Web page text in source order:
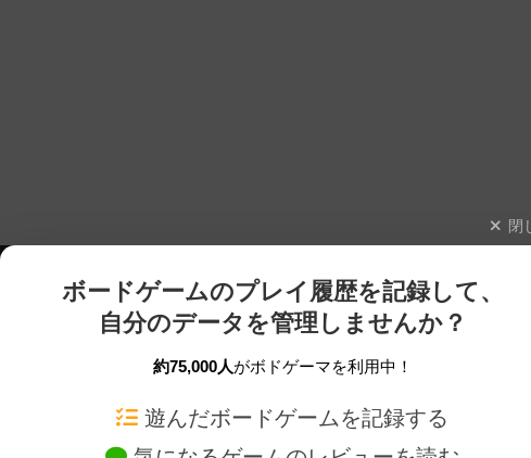
閉
ボードゲームのプレイ履歴を記録して、
自分のデータを管理しませんか？
約75,000人がボドゲーマを利用中！
遊んだボードゲームを記録する